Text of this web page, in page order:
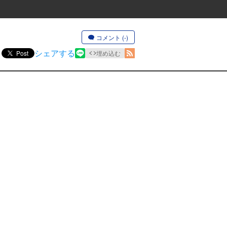
コメント (-)
Post シェアする 埋め込む